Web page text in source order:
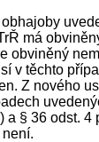
má
obviněný
v těchto
Z nového
a § 36 odst. 4